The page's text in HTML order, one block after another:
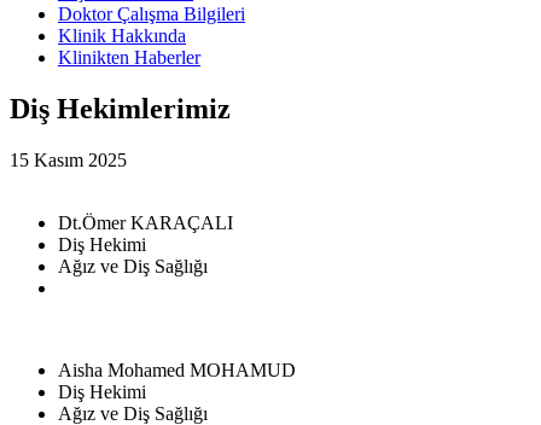
Doktor Çalışma Bilgileri
Klinik Hakkında
Klinikten Haberler
Diş Hekimlerimiz
15 Kasım 2025
Dt.Ömer KARAÇALI
Diş Hekimi
Ağız ve Diş Sağlığı
Aisha Mohamed MOHAMUD
Diş Hekimi
Ağız ve Diş Sağlığı